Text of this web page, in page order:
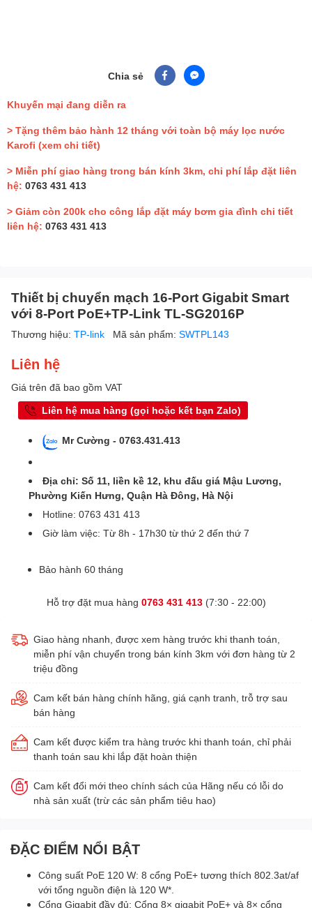
Chia sẻ
Khuyến mại đang diễn ra
> Tặng thêm bảo hành 12 tháng với toàn bộ máy lọc nước
Karofi (xem chi tiết)
> Miễn phí giao hàng trong bán kính 3km, chi phí lắp đặt liên
hệ: 0763 431 413
> Giảm còn 200k cho công lắp đặt máy bơm gia đình chi tiết
liên hệ: 0763 431 413
Thiết bị chuyển mạch 16-Port Gigabit Smart
với 8-Port PoE+TP-Link TL-SG2016P
Thương hiệu: TP-link Mã sản phẩm: SWTPL143
Liên hệ
Giá trên đã bao gồm VAT
Liên hệ mua hàng (gọi hoặc kết bạn Zalo)
Mr Cường - 0763.431.413
Địa chỉ: Số 11, liền kề 12, khu đấu giá Mậu Lương,
Phường Kiến Hưng, Quận Hà Đông, Hà Nội
Hotline: 0763 431 413
Giờ làm việc: Từ 8h - 17h30 từ thứ 2 đến thứ 7
Bảo hành 60 tháng
Hỗ trợ đặt mua hàng 0763 431 413(7:30 - 22:00)
Giao hàng nhanh, được xem hàng trước khi thanh toán,
miễn phí vận chuyển trong bán kính 3km với đơn hàng từ 2
triệu đồng
Cam kết bán hàng chính hãng, giá cạnh tranh, trỗ trợ sau
bán hàng
Cam kết được kiểm tra hàng trước khi thanh toán, chỉ phải
thanh toán sau khi lắp đặt hoàn thiện
Cam kết đổi mới theo chính sách của Hãng nếu có lỗi do
nhà sản xuất (trừ các sản phẩm tiêu hao)
ĐẶC ĐIỂM NỔI BẬT
Công suất PoE 120 W: 8 cổng PoE+ tương thích 802.3at/af
với tổng nguồn điện là 120 W*.
Cổng Gigabit đầy đủ: Cổng 8× gigabit PoE+ và 8× cổng